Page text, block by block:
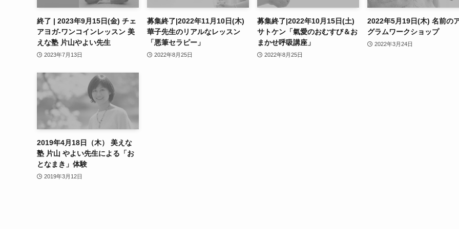
終了 | 2023年9月15日(金) チェ
アヨガ-ワンコインレッスン 美
えな塾 片山やよい先生
2023年7月13日
募集終了|2022年11月10日(木)
華子先生のリアルなレッスン
「悪筆セラピー」
2022年8月25日
募集終了|2022年10月15日(土)
サトケン「氣愛のおむすび＆お
まかせ呼吸講座」
2022年8月25日
2022年5月19日(木) 名前の
グラムワークショップ
2022年3月24日
2019年4月18日（木） 美えな
塾 片山 やよい先生による「お
となまき」体験
2019年3月12日